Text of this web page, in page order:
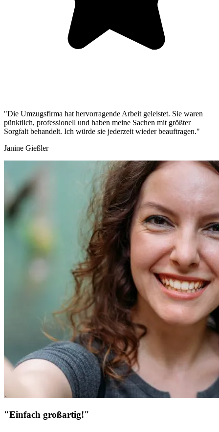
"Die Umzugsfirma hat hervorragende Arbeit geleistet. Sie waren
pünktlich, professionell und haben meine Sachen mit größter
Sorgfalt behandelt. Ich würde sie jederzeit wieder beauftragen."
Janine Gießler
"Einfach großartig!"